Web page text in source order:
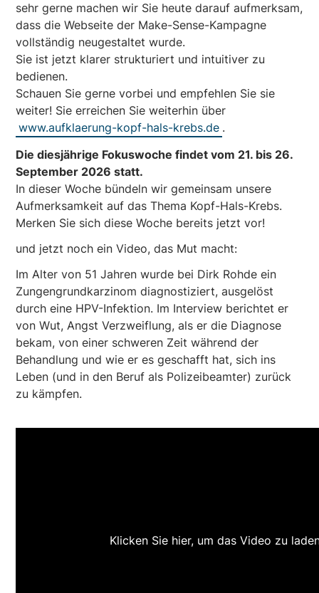
sehr gerne machen wir Sie heute darauf aufmerksam,
dass die Webseite der Make-Sense-Kampagne
vollständig neugestaltet wurde.
Sie ist jetzt klarer strukturiert und intuitiver zu
bedienen.
Schauen Sie gerne vorbei und empfehlen Sie sie
weiter! Sie erreichen Sie weiterhin über
www.aufklaerung-kopf-hals-krebs.de .
Die diesjährige Fokuswoche findet vom 21. bis 26.
September 2026 statt.
In dieser Woche bündeln wir gemeinsam unsere
Aufmerksamkeit auf das Thema Kopf-Hals-Krebs.
Merken Sie sich diese Woche bereits jetzt vor!
und jetzt noch ein Video, das Mut macht:
Im Alter von 51 Jahren wurde bei Dirk Rohde ein
Zungengrundkarzinom diagnostiziert, ausgelöst
durch eine HPV-Infektion. Im Interview berichtet er
von Wut, Angst Verzweiflung, als er die Diagnose
bekam, von einer schweren Zeit während der
Behandlung und wie er es geschafft hat, sich ins
Leben (und in den Beruf als Polizeibeamter) zurück
zu kämpfen.
Klicken Sie hier, um das Video zu